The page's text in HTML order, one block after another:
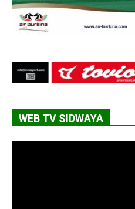
WEB TV SIDWAYA